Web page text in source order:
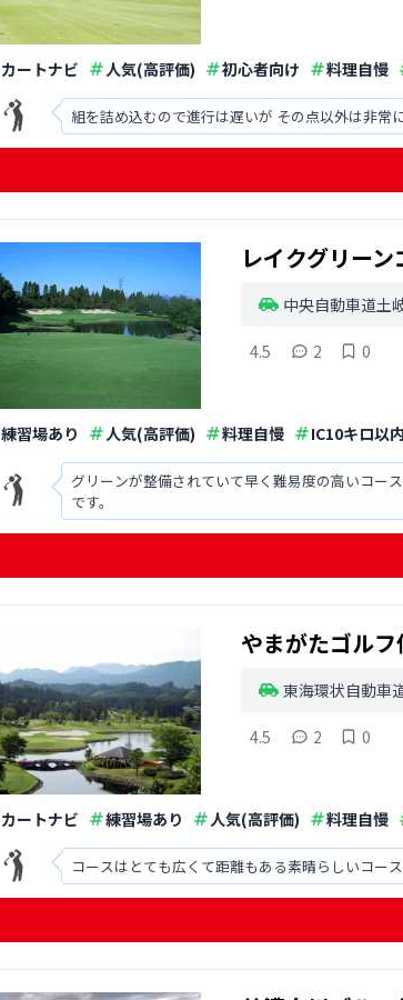
カートナビ 人気(高評価) 初心者向け 料理自慢
組を詰め込むので進行は遅いが その点以外は非常
レイクグリー
中央自動車道土
4.5 2 0
練習場あり 人気(高評価) 料理自慢 IC10キロ以内
グリーンが整備されていて早く難易度の高いコー
です。
やまがたゴル
東海環状自動車
4.5 2 0
カートナビ 練習場あり 人気(高評価) 料理自慢
コースはとても広くて距離もある素晴らしいコース